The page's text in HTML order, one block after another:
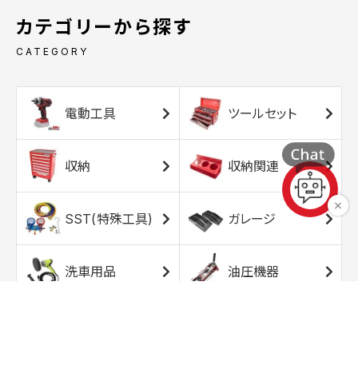
カテゴリーから探す
CATEGORY
電動工具 ツールセット
収納 収納関連
SST(特殊工具) ガレージ
洗車用品 油圧機器